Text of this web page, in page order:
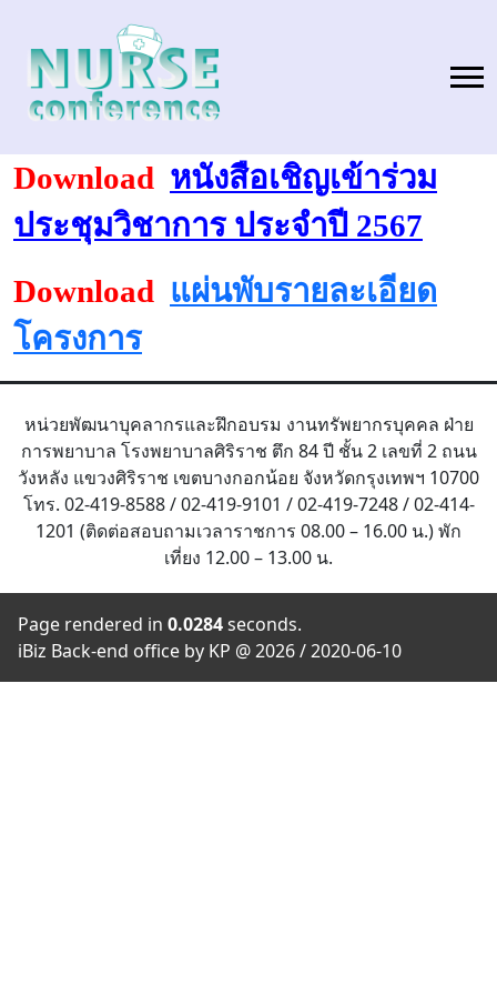
Download หนังสือเชิญเข้าร่วม
ประชุมวิชาการ ประจำปี 2567
Download แผ่นพับรายละเอียด
โครงการ
หน่วยพัฒนาบุคลากรและฝึกอบรม งานทรัพยากรบุคคล ฝ่าย
การพยาบาล โรงพยาบาลศิริราช ตึก 84 ปี ชั้น 2 เลขที่ 2 ถนน
วังหลัง แขวงศิริราช เขตบางกอกน้อย จังหวัดกรุงเทพฯ 10700
โทร. 02-419-8588 / 02-419-9101 / 02-419-7248 / 02-414-
1201 (ติดต่อสอบถามเวลาราชการ 08.00 – 16.00 น.) พัก
เที่ยง 12.00 – 13.00 น.
Page rendered in 0.0284seconds.
iBiz Back-end office by KP @ 2026 / 2020-06-10